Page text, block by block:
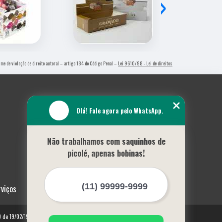
de violação de direito autoral – artigo 184 do Código Penal – Lei 9610/98 - Lei de direitos
19/02/1998)
Olá! Fale agora pelo WhatsApp.
Não trabalhamos com saquinhos de
picolé, apenas bobinas!